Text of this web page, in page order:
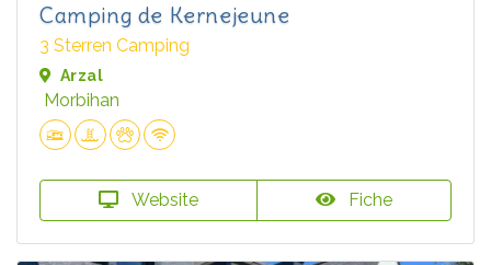
Camping de Kernejeune
3 Sterren Camping
Arzal
Morbihan
Website Fiche